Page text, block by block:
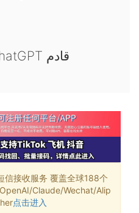
الذكاء الاصطناعي ChatGPT قادم
接收服务 覆盖全球188个
Claude/Wechat/Alip
点击进入